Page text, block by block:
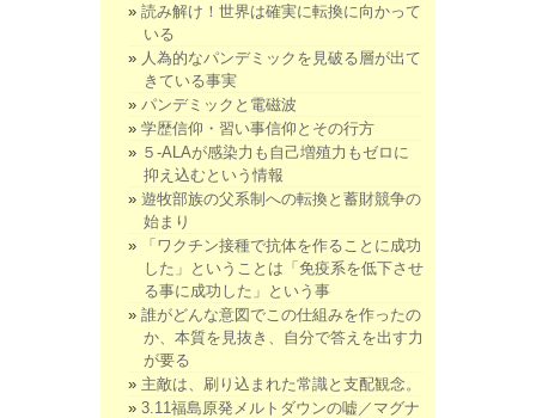
読み解け！世界は確実に転換に向かって
いる
人為的なパンデミックを見破る層が出て
きている事実
パンデミックと電磁波
学歴信仰・習い事信仰とその行方
５-ALAが感染力も自己増殖力もゼロに
抑え込むという情報
遊牧部族の父系制への転換と蓄財競争の
始まり
「ワクチン接種で抗体を作ることに成功
した」ということは「免疫系を低下させ
る事に成功した」という事
誰がどんな意図でこの仕組みを作ったの
か、本質を見抜き、自分で答えを出す力
が要る
主敵は、刷り込まれた常識と支配観念。
3.11福島原発メルトダウンの嘘／マグナ